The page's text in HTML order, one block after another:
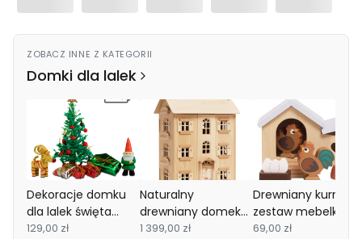
ZOBACZ INNE Z KATEGORII
Domki dla lalek
Dekoracje domku
dla lalek święta
zestaw, choinka,
129,00 zł
Naturalny
drewniany domek
dla lalek zabawka
1 399,00 zł
Drewniany kurnik
zestaw mebelki do
domku dla lalek
69,00 zł